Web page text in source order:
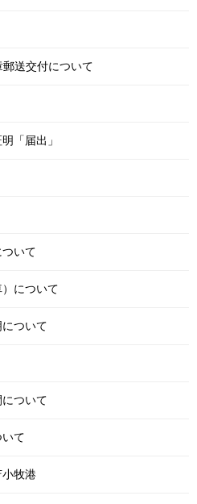
送交付について
「届出」
いて
について
ついて
ついて
て
牧港